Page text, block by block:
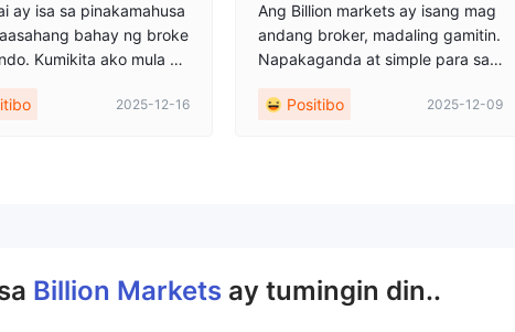
ay isa sa pinakamahusa
bahay ng broke
Kumikita ako mula sa
tensyon at walang h
2025-12-16
Ang Billion markets ay isang mag
andang broker, madaling gamitin.
Napakaganda at simple para sa
gnegosyo kasama ang mga ito.
Positibo 2025-12-09
Billion Markets ay tumingin din..